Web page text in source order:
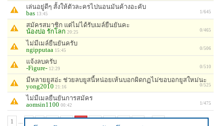
เล่นอยู่ดีๆ สั้งให้ตัวละครไปนอนมันค้างอะคับ
bas 13:45 1/645
สมัครสมาชิก แต่ไม่ได้รับเมล์ยืนยันคะ
น้องปอ รักโลก 20:25 0/465
ไม่มีเมล์ยืนยันครับ
ngipputaa 15:45 0/506
แจ้งลบครับ
-Figure- 12:29 0/510
มีหลายยูสอ่ะ ช่วยลบยูสนี้หน่อยเห้นบอกผิดกฏไม่ขอบอกยูสใหม่นะ
yong2010 21:16 0/525
ไม่มีเมลยืนยันการสมัคร
aomsin1100 00:42 1/475
1